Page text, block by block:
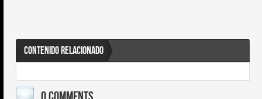
CONTENIDO RELACIONADO